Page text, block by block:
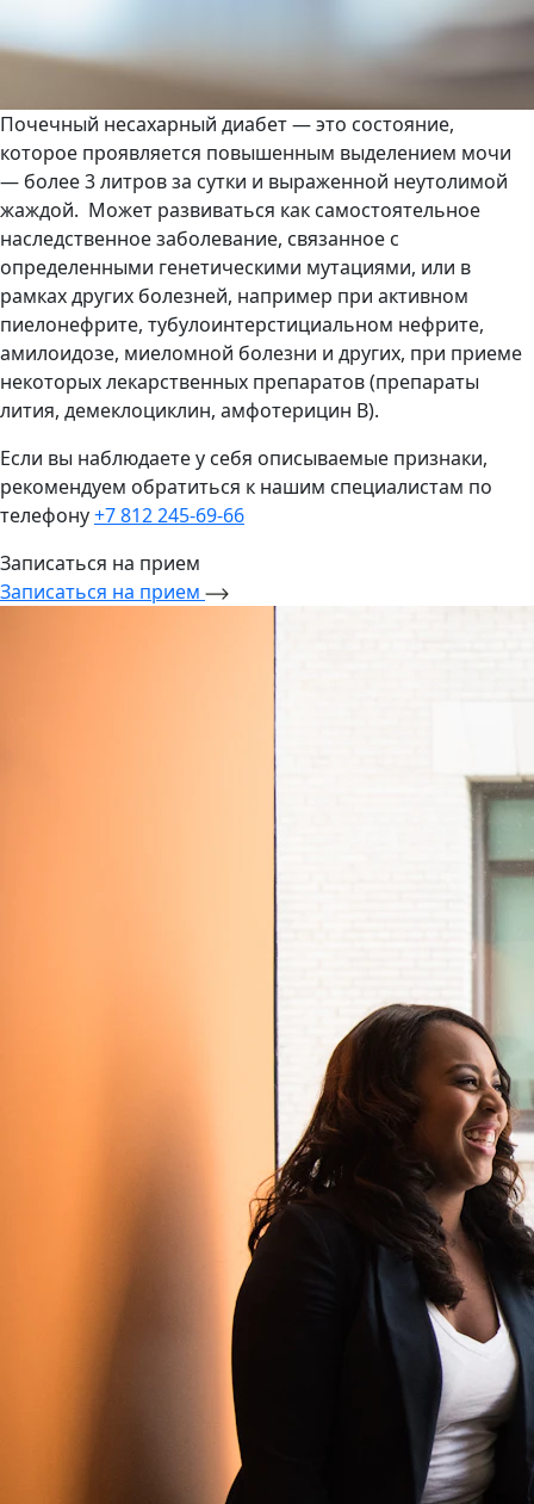
Почечный несахарный диабет — это состояние,
которое проявляется повышенным выделением мочи
— более 3 литров за сутки и выраженной неутолимой
жаждой. Может развиваться как самостоятельное
наследственное заболевание, связанное с
определенными генетическими мутациями, или в
рамках других болезней, например при активном
пиелонефрите, тубулоинтерстициальном нефрите,
амилоидозе, миеломной болезни и других, при приеме
некоторых лекарственных препаратов (препараты
лития, демеклоциклин, амфотерицин В).
Если вы наблюдаете у себя описываемые признаки,
рекомендуем обратиться к нашим специалистам по
телефону+7 812 245-69-66
Записаться на прием
Записаться на прием